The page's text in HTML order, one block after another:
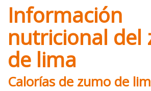
Información
nutricional del
de lima
Calorías de zumo de